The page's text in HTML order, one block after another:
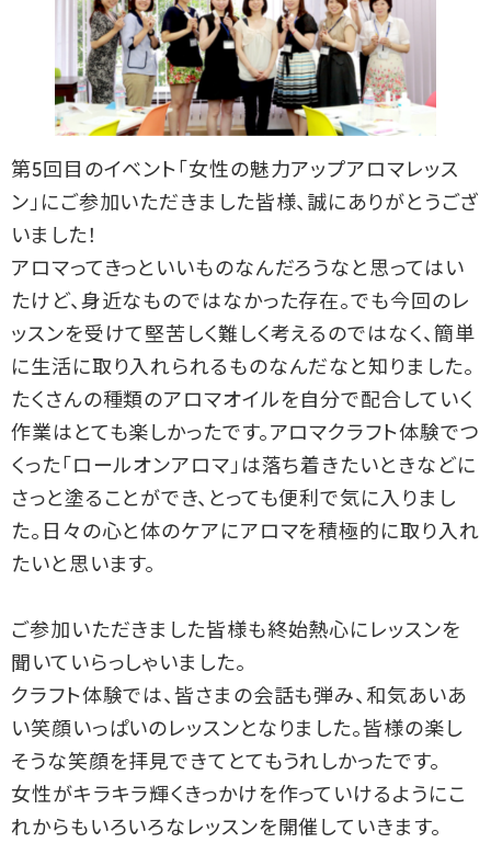
第5回目のイベント「女性の魅力アップアロマレッス
ン」にご参加いただきました皆様、誠にありがとうござ
いました！
アロマってきっといいものなんだろうなと思ってはい
たけど、身近なものではなかった存在。でも今回のレ
ッスンを受けて堅苦しく難しく考えるのではなく、簡単
に生活に取り入れられるものなんだなと知りました。
たくさんの種類のアロマオイルを自分で配合していく
作業はとても楽しかったです。アロマクラフト体験でつ
くった「ロールオンアロマ」は落ち着きたいときなどに
さっと塗ることができ、とっても便利で気に入りまし
た。日々の心と体のケアにアロマを積極的に取り入れ
たいと思います。
ご参加いただきました皆様も終始熱心にレッスンを
聞いていらっしゃいました。
クラフト体験では、皆さまの会話も弾み、和気あいあ
い笑顔いっぱいのレッスンとなりました。皆様の楽し
そうな笑顔を拝見できてとてもうれしかったです。
女性がキラキラ輝くきっかけを作っていけるようにこ
れからもいろいろなレッスンを開催していきます。